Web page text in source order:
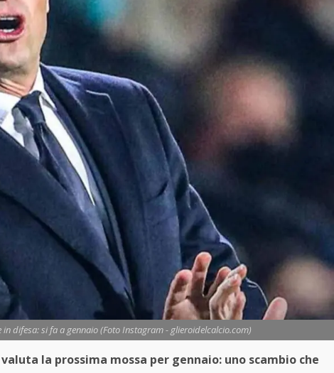
difesa: si fa a gennaio (Foto Instagram - glieroidelcalcio.com)
la prossima mossa per gennaio: uno scambio che